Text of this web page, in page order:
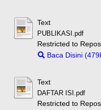
Text
PUBLIKASI.pdf
Restricted to
Baca Disini
Text
DAFTAR ISI.pdf
Restricted to